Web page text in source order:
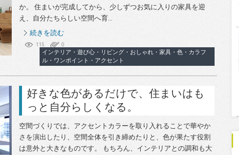
か。 住まいが完成してから、少しずつお気に入りの家具を迎
え、自分たちらしい空間へ育...
続きを読む
115 0
インテリア・遊び心・リビング・おしゃれ・家具・色・カラフ
ル・ワンポイント・アクセント
好きな色があるだけで、住まいはも
っと自分らしくなる。
空間づくりでは、アクセントカラーを取り入れることで華やか
さを演出したり、空間全体を引き締めたりと、色が果たす役割
は意外と大きなものです。 もちろん、インテリアとの調和も大